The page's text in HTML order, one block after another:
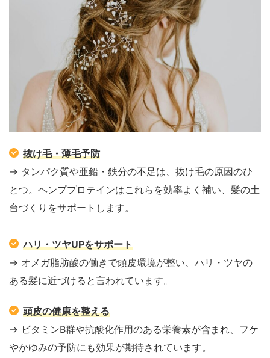
抜け毛・薄毛予防
→ タンパク質や亜鉛・鉄分の不足は、抜け毛の原因のひ
とつ。ヘンププロテインはこれらを効率よく補い、髪の土
台づくりをサポートします。
ハリ・ツヤUPをサポート
→ オメガ脂肪酸の働きで頭皮環境が整い、ハリ・ツヤの
ある髪に近づけると言われています。
頭皮の健康を整える
→ ビタミンB群や抗酸化作用のある栄養素が含まれ、フケ
やかゆみの予防にも効果が期待されています。